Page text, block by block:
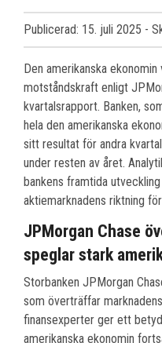
Publicerad: 15. juli 2025 -
Den amerikanska
motståndskraft enligt
kvartalsrapport. Banken,
hela den amerikanska
sitt resultat för andra
under resten av året.
bankens framtida
aktiemarknadens riktning
JPMorgan Chase
speglar stark
Storbanken JPMorgan
som överträffar
finansexperter ger ett
amerikanska ekonomin